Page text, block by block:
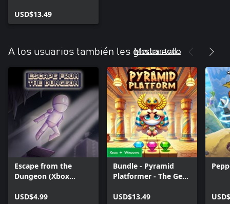
USD$13.49
A los usuarios también les gusta esto
Mostrar todo
Escape from the
Dungeon (Xbox
USD$4.99
Bundle - Pyramid
Platformer - The Gem
USD$13.49